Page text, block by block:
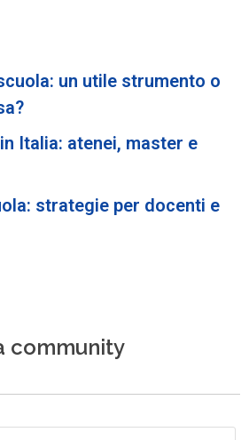
un utile strumento o
Italia: atenei, master e
strategie per docenti e
community